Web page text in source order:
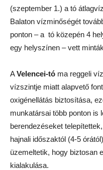
(szeptember 1.) a tó
Balaton vízminőségét
ponton – a tó közepén 4
egy helyszínen – vett
AVelencei-tó ma reggeli
vízszintje miatt alapvető
oxigénellátás biztosítása,
munkatársai több ponton is
berendezéseket
hajnali időszaktól (4-5
üzemeltetik, hogy biztosan
kialakulása.